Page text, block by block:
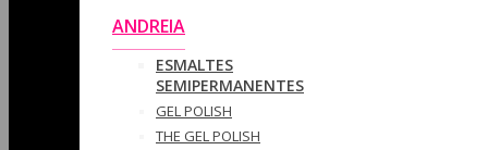
ANDREIA
ESMALTES
SEMIPERMANENTES
GEL POLISH
THE GEL POLISH